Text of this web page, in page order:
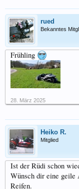
rued
Bekanntes
Frühling
28. März 2025
Heiko R.
Mitglied
Ist der Rüdi schon
Wünsch dir eine geile
Reifen.